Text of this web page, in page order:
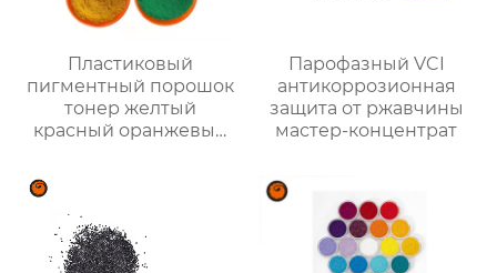
Пластиковый
пигментный порошок
тонер желтый
красный оранжевый
синий коричневый
Парофазный VCI
антикоррозионная
защита от ржавчины
мастер-концентрат